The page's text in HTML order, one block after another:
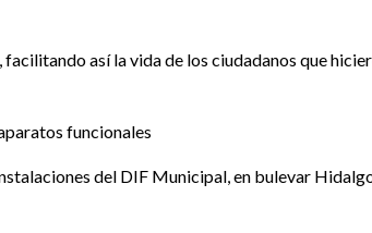
así la vida de los ciudadanos que
funcionales
del DIF Municipal, en bulevar